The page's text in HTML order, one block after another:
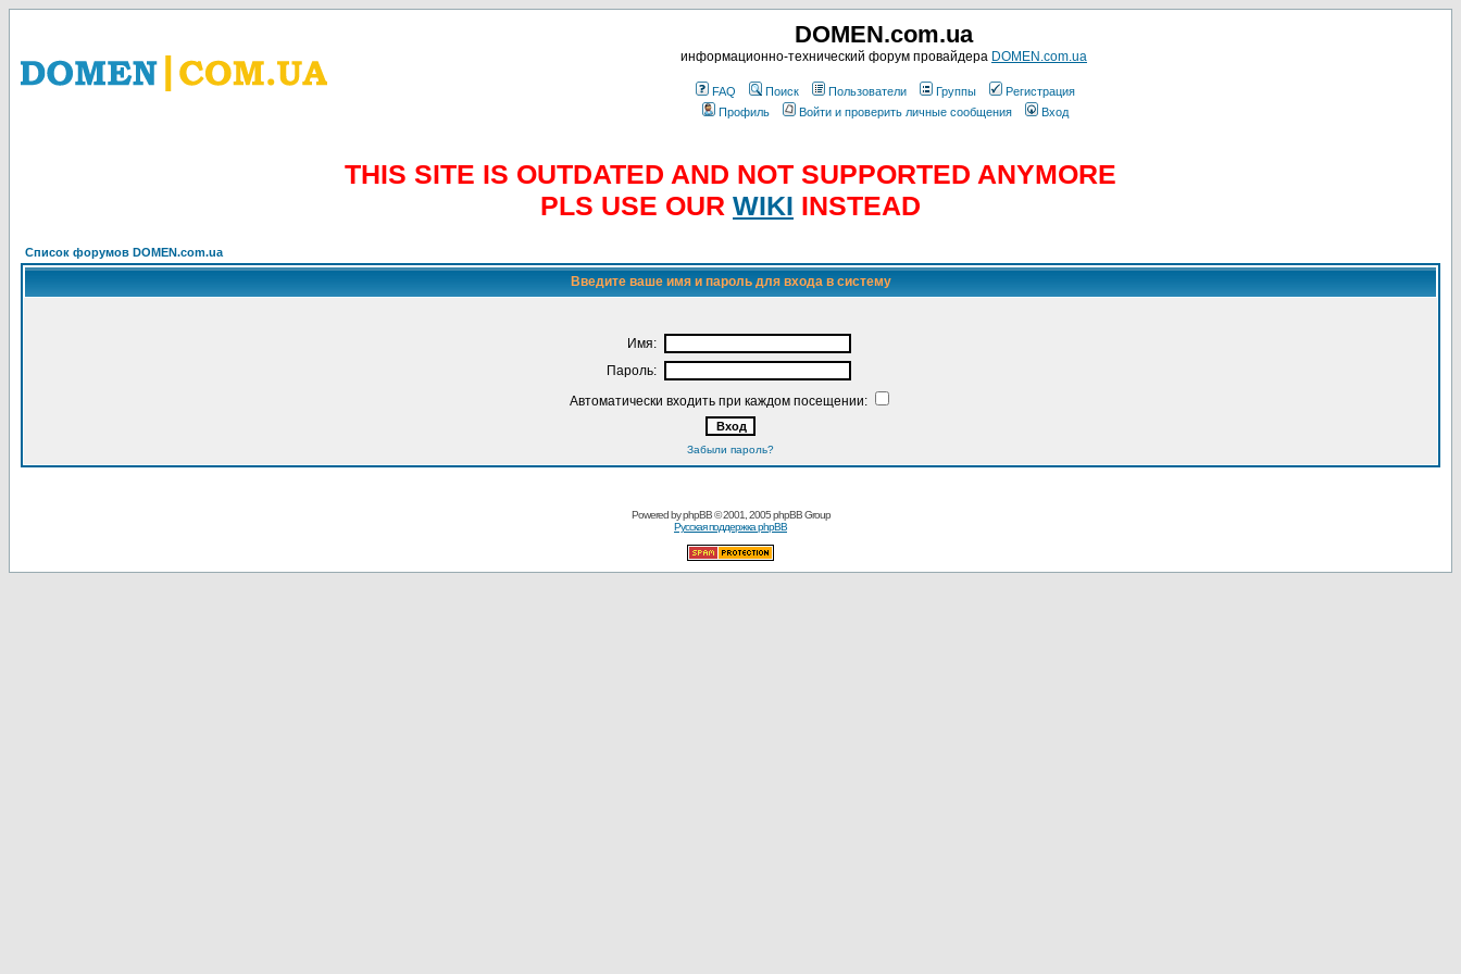
DOMEN.com.ua
информационно-технический форум провайдера DOMEN.com.ua
FAQ Поиск Пользователи Группы
Регистрация
Профиль
Войти и проверить личные сообщения Вход
THIS SITE IS OUTDATED AND NOT SUPPORTED ANYMORE
PLS USE OUR WIKI INSTEAD
Список форумов DOMEN.com.ua
Введите ваше имя и пароль для входа в систему
Имя:
Пароль:
Автоматически входить при каждом посещении:
Забыли пароль?
Powered byphpBB© 2001, 2005 phpBB Group
Русская поддержка phpBB